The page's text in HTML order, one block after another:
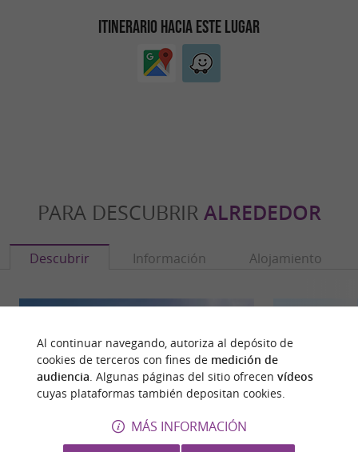
ITINERARIO HACIA ESTE LUGAR
PARA DESCUBRIR ALREDEDOR
Descubrir Información Alojamiento
Al continuar navegando, autoriza al depósito de
cookies de terceros con fines de medición de
audiencia . Algunas páginas del sitio ofrecen vídeos
cuyas plataformas también depositan cookies.
MÁS INFORMACIÓN